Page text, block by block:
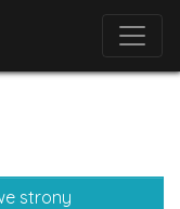
strony